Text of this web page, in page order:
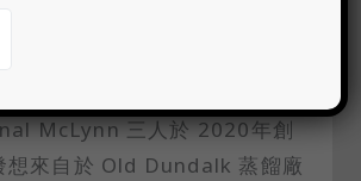
of Brand】
McLynn 三人於 2020年創
想來自於 Old Dundalk 蒸餾廠